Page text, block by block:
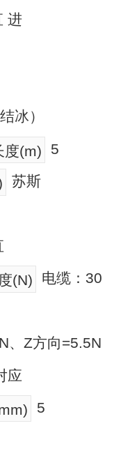
进
冰）
度(m) 5
苏斯
(N) 电缆：30
、Z方向=5.5N
应
5